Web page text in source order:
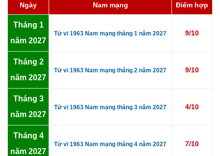
Ngày Nam mạng Điểm hợp
Tháng 1
năm 2027
Tử vi 1963 Nam mạng tháng 1 năm 2027 9/10
Tháng 2
năm 2027
Tử vi 1963 Nam mạng tháng 2 năm 2027 9/10
Tháng 3
năm 2027
Tử vi 1963 Nam mạng tháng 3 năm 2027 4/10
Tháng 4
năm 2027
Tử vi 1963 Nam mạng tháng 4 năm 2027 7/10